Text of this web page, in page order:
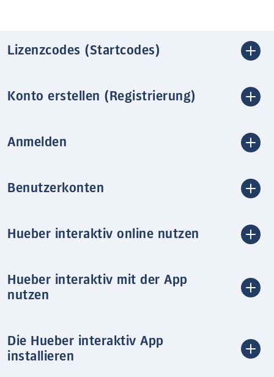
Lizenzcodes (Startcodes)
Konto erstellen (Registrierung)
Anmelden
Benutzerkonten
Hueber interaktiv online nutzen
Hueber interaktiv mit der App
nutzen
Die Hueber interaktiv App
installieren